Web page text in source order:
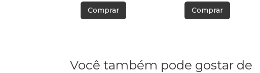
Comprar Comprar
Você também pode gostar de